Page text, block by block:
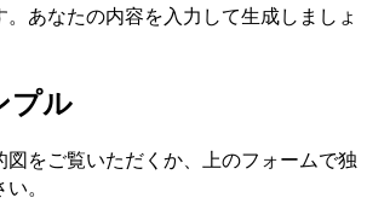
。あなたの内容を入力して生成しましょ
プル
図をご覧いただくか、上のフォームで独
。